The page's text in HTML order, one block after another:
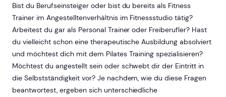
Bist du Berufseinsteiger oder bist du bereits als Fitness
Trainer im Angestelltenverhältnis im Fitnessstudio tätig?
Arbeitest du gar als Personal Trainer oder Freiberufler? Hast
du vielleicht schon eine therapeutische Ausbildung absolviert
und möchtest dich mit dem Pilates Training spezialisieren?
Möchtest du angestellt sein oder schwebt dir der Eintritt in
die Selbstständigkeit vor? Je nachdem, wie du diese Fragen
beantwortest, ergeben sich unterschiedliche